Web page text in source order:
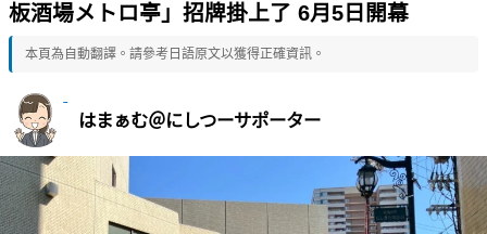
板酒場メトロ亭」招牌掛上了 6月5日開幕
本頁為自動翻譯。請參考日語原文以獲得正確資訊。
はまぁむ＠にしつーサポーター